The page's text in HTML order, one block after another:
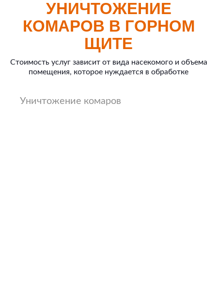
УНИЧТОЖЕНИЕ
КОМАРОВ В ГОРНОМ
ЩИТЕ
Стоимость услуг зависит от вида насекомого и объема
помещения, которое нуждается в обработке
Уничтожение комаров